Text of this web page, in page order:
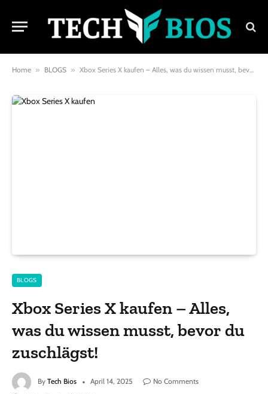
Home » BLOGS » Xbox Series X kaufen – Alles, was du wissen musst, bevor du zuschlägst!
BLOGS
Xbox Series X kaufen – Alles,
was du wissen musst, bevor du
zuschlägst!
By Tech Bios April 14, 2025
No Comments